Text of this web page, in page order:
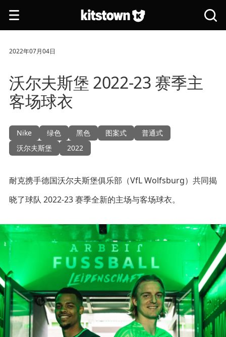
打
开
航
搜
索
2022年07月04日
沃尔夫斯堡 2022-23 赛季主
客场球衣
Nike 绿色 黑色 图案式
普通式
沃尔夫斯堡
2022
耐克携手德国沃尔夫斯堡俱乐部（VfL Wolfsburg）共同揭
晓了球队 2022-23 赛季全新的主场与客场球衣。